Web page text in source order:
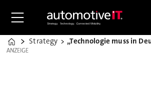
Home
Strategy
ANZEIGE
ANZEIGE